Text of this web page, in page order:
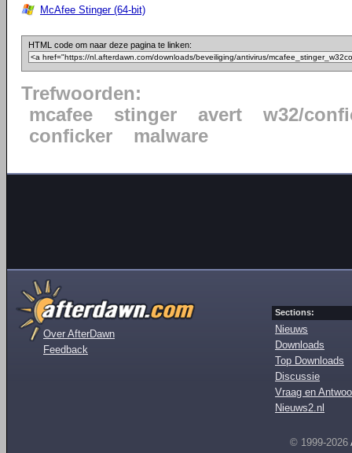
McAfee Stinger (64-bit)
HTML code om naar deze pagina te linken:
Trefwoorden:
mcafee
stinger avert
w32/
conficker
malware
Over AfterDawn
Feedback
Sections:
Nieuws
Downloads
Top Downloads
Discussie
Vraag en
Nieuws2.nl
© 1999-2026